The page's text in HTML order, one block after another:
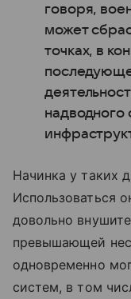
говоря,
может
точках, в
надводного
Начинка у таких
Использоваться
довольно
превышающей
одновременно
систем, в том